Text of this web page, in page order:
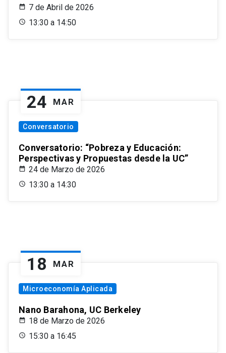
7 de Abril de 2026
13:30 a 14:50
24 MAR
Conversatorio
Conversatorio: “Pobreza y Educación:
Perspectivas y Propuestas desde la UC”
24 de Marzo de 2026
13:30 a 14:30
18 MAR
Microeconomía Aplicada
Nano Barahona, UC Berkeley
18 de Marzo de 2026
15:30 a 16:45